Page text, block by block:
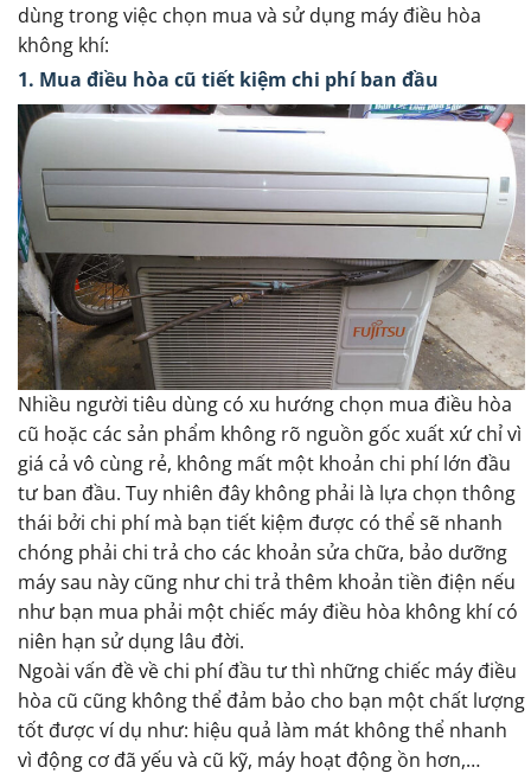
dùng trong việc chọn mua và sử dụng máy điều hòa
không khí:
1. Mua điều hòa cũ tiết kiệm chi phí ban đầu
Điều hòa cũ
Nhiều người tiêu dùng có xu hướng chọn mua điều hòa
cũ hoặc các sản phẩm không rõ nguồn gốc xuất xứ chỉ vì
giá cả vô cùng rẻ, không mất một khoản chi phí lớn đầu
tư ban đầu. Tuy nhiên đây không phải là lựa chọn thông
thái bởi chi phí mà bạn tiết kiệm được có thể sẽ nhanh
chóng phải chi trả cho các khoản sửa chữa, bảo dưỡng
máy sau này cũng như chi trả thêm khoản tiền điện nếu
như bạn mua phải một chiếc máy điều hòa không khí có
niên hạn sử dụng lâu đời.
Ngoài vấn đề về chi phí đầu tư thì những chiếc máy điều
hòa cũ cũng không thể đảm bảo cho bạn một chất lượng
tốt được ví dụ như: hiệu quả làm mát không thể nhanh
vì động cơ đã yếu và cũ kỹ, máy hoạt động ồn hơn,…